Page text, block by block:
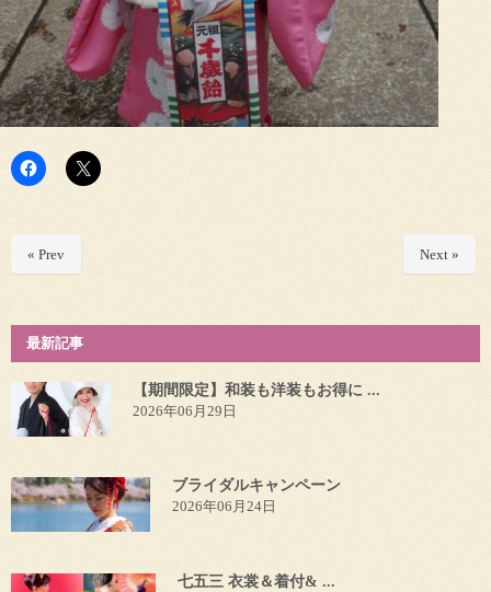
« Prev Next »
最新記事
【期間限定】和装も洋装もお得に ...
2026年06月29日
ブライダルキャンペーン
2026年06月24日
七五三 衣裳＆着付& ...